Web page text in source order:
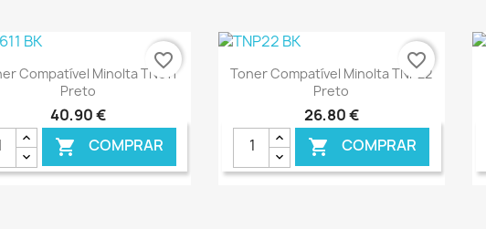
Ver+
Compatível Minolta TN611
Preto
40,90 €
 COMPRAR
favorite_border Ver+
Toner Compatível Minolta TNP22
Preto
26,80 €
 COMPRAR
favorite_border